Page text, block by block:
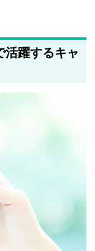
活躍するキャ